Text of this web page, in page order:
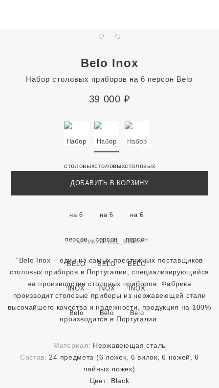
Belo Inox
Набор столовых приборов на 6 персон Belo
АРТИКУЛ:BEL_B6MTP
39 000 ₽
ДОБАВИТЬ В КОРЗИНУ
"Belo Inox – один из самых престижных поставщиков
столовых приборов в Португалии, специализирующийся
на производстве столовых приборов. Фабрика
производит столовые приборы из нержавеющей стали
высочайшего качества и надежности, продукция на 100%
производится в Португалии.
Материал: Нержавеющая сталь
Состав: 24 предмета (6 ложек, 6 вилок, 6 ножей, 6
чайных ложек)
Цвет: Black